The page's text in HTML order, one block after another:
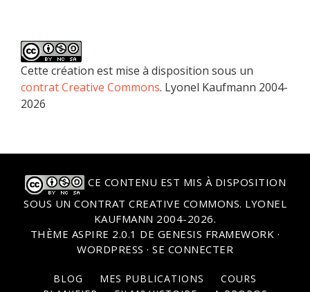
Cette création est mise à disposition sous un
contrat Creative Commons. Lyonel Kaufmann 2004-
2026
CE CONTENU EST MIS À DISPOSITION
SOUS UN CONTRAT CREATIVE COMMONS. LYONEL
KAUFMANN 2004-2026.
THÈME ASPIRE 2.0.1 DE GENESIS FRAMEWORK ·
WORDPRESS · SE CONNECTER
BLOG MES PUBLICATIONS
COURS